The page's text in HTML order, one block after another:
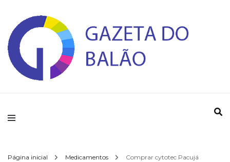
Gazeta do Balao
Página inicial Medicamentos
Comprar cytotec Pacujá